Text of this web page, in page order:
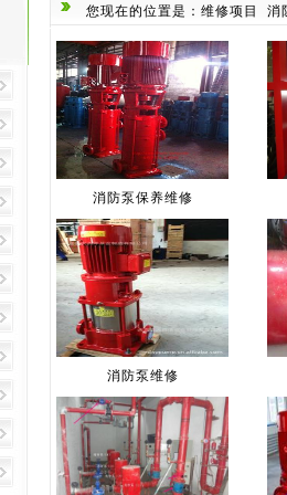
您现在的位置是：维修项目 消
消防泵保养维修
消防泵维修